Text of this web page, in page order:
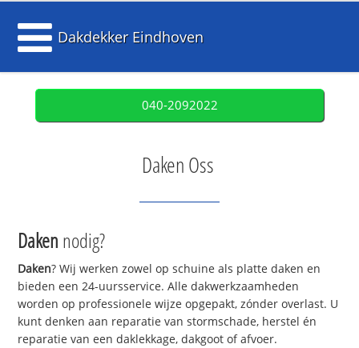
Dakdekker Eindhoven
040-2092022
Daken Oss
Daken nodig?
Daken? Wij werken zowel op schuine als platte daken en
bieden een 24-uursservice. Alle dakwerkzaamheden
worden op professionele wijze opgepakt, zónder overlast. U
kunt denken aan reparatie van stormschade, herstel én
reparatie van een daklekkage, dakgoot of afvoer.